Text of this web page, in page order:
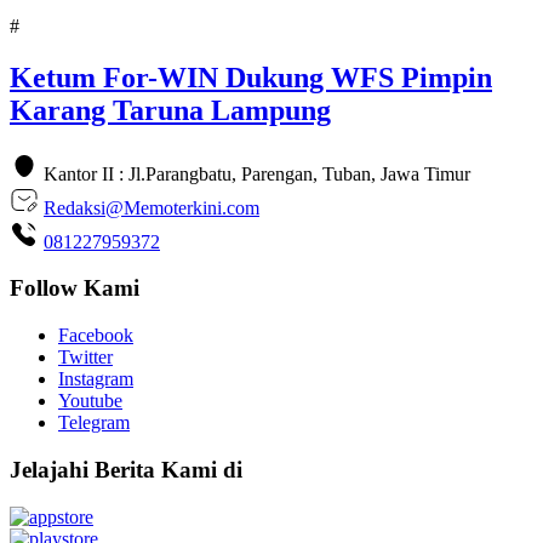
#
Ketum For-WIN Dukung WFS Pimpin
Karang Taruna Lampung
Kantor II : Jl.Parangbatu, Parengan, Tuban, Jawa Timur
Redaksi@Memoterkini.com
081227959372
Follow Kami
Facebook
Twitter
Instagram
Youtube
Telegram
Jelajahi Berita Kami di